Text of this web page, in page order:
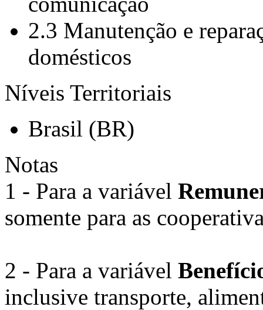
2.3 Manutenção e
domésticos
Níveis Territoriais
Brasil (BR)
Notas
1 - Para a variável
somente para as
2 - Para a variável
inclusive transporte,